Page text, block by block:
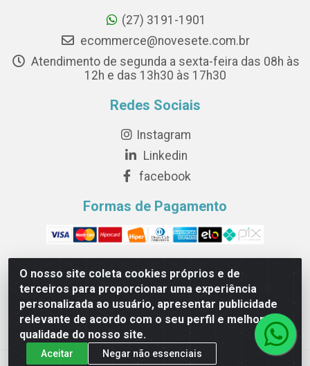
O nosso site coleta cookies próprios e de
terceiros para proporcionar uma experiência
personalizada ao usuário, apresentar publicidade
relevante de acordo com o seu perfil e melhorar a
qualidade do nosso site.
Aceitar Negar não essenciais
(27) 3191-1901
ecommerce@novesete.com.br
Atendimento de segunda a sexta-feira das 08h às
12h e das 13h30 às 17h30
Redes Sociais
Instagram
Linkedin
facebook
Formas de Pagamento
Novesete Distribuidora LTDA - Avenida Setecentos, S/N,
Terminal Intermodal da Serra, Serra/ES - CEP 29161-414 -
CNPJ 29.479.604/0001-44